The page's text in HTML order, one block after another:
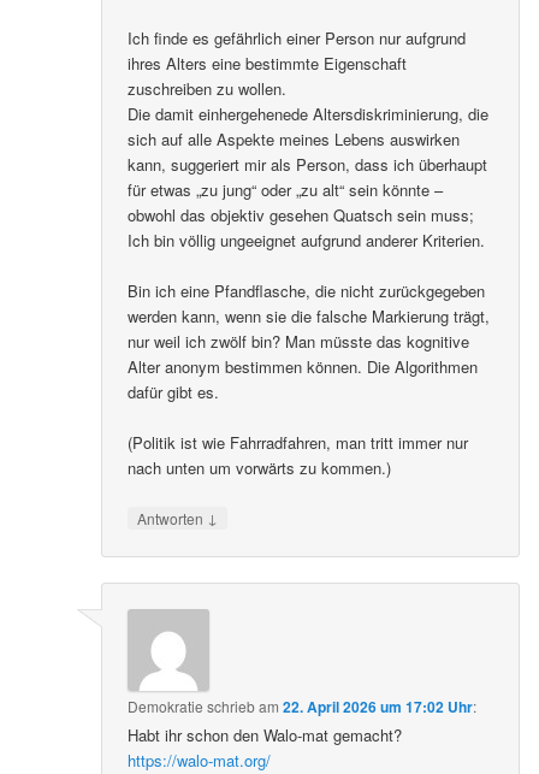
Ich finde es gefährlich einer Person nur aufgrund
ihres Alters eine bestimmte Eigenschaft
zuschreiben zu wollen.
Die damit einhergehenede Altersdiskriminierung, die
sich auf alle Aspekte meines Lebens auswirken
kann, suggeriert mir als Person, dass ich überhaupt
für etwas „zu jung“ oder „zu alt“ sein könnte –
obwohl das objektiv gesehen Quatsch sein muss;
Ich bin völlig ungeeignet aufgrund anderer Kriterien.
Bin ich eine Pfandflasche, die nicht zurückgegeben
werden kann, wenn sie die falsche Markierung trägt,
nur weil ich zwölf bin? Man müsste das kognitive
Alter anonym bestimmen können. Die Algorithmen
dafür gibt es.
(Politik ist wie Fahrradfahren, man tritt immer nur
nach unten um vorwärts zu kommen.)
Antworten ↓
Demokratie schriebam22. April 2026 um 17:02 Uhr:
Habt ihr schon den Walo-mat gemacht?
https://walo-mat.org/